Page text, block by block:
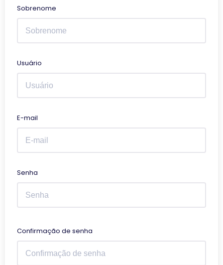
Sobrenome
Usuário
E-mail
Senha
Confirmação de senha